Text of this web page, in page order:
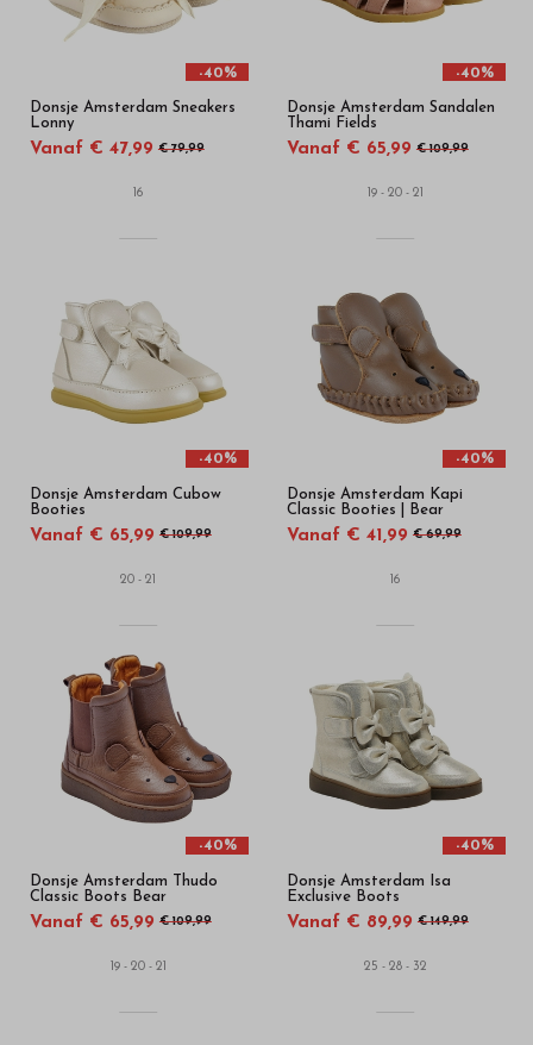
-40%
Donsje Amsterdam Sneakers
Lonny
Vanaf € 47,99 € 79,99
16
-40%
Donsje Amsterdam Sandalen
Thami Fields
Vanaf € 65,99 € 109,99
19 - 20 - 21
-40%
Donsje Amsterdam Cubow
Booties
Vanaf € 65,99 € 109,99
20 - 21
-40%
Donsje Amsterdam Kapi
Classic Booties | Bear
Vanaf € 41,99 € 69,99
16
-40%
Donsje Amsterdam Thudo
Classic Boots Bear
Vanaf € 65,99 € 109,99
19 - 20 - 21
-40%
Donsje Amsterdam Isa
Exclusive Boots
Vanaf € 89,99 € 149,99
25 - 28 - 32